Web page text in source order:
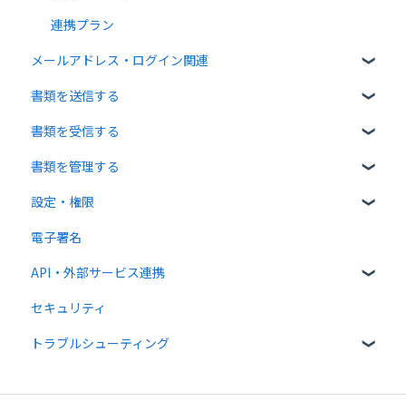
連携プラン
メールアドレス・ログイン関連
ログイン関連
書類を送信する
書類のアップロード・編集
宛先設定
一括送信
送信時の設定
送信後の操作
テンプレート
書類を受信する
受信者ガイド
書類の受信
書類を管理する
書類の確認
書類情報の入力
書類インポート
複数部署管理
設定・権限
個人設定
管理者向け設定
高度な設定をする
電子署名
API・外部サービス連携
Web API
外部連携
セキュリティ
トラブルシューティング